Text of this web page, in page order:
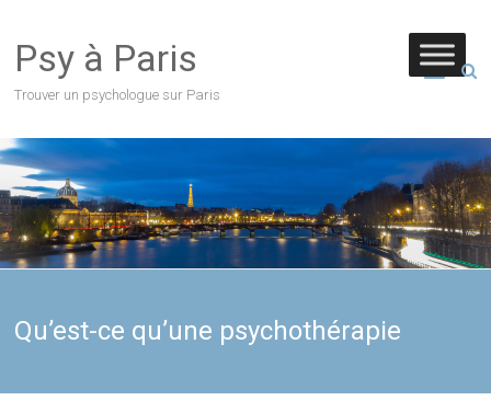
Psy à Paris
Trouver un psychologue sur Paris
Qu’est-ce qu’une psychothérapie